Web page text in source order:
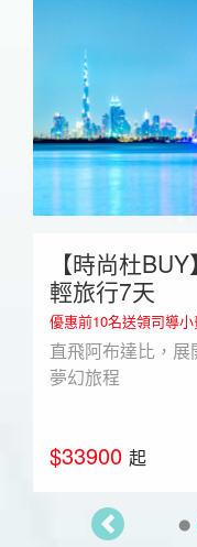
奇景的
介紹
城10天
早鳥前
造訪
城